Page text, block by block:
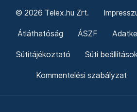
© 2026 Telex.hu Zrt.
Átláthatóság ÁSZF
Sütitájékoztató Süti
Kommentelési szabályzat